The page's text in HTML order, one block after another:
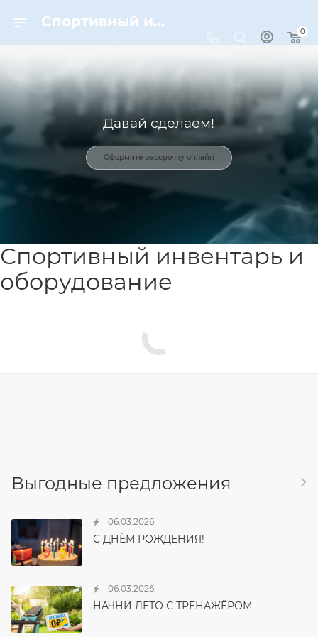
Спортивный инвентарь и оборудование для спорта в Москве | Dynamic-Sport
0
Давай сделаем!
Оформите рассрочку онлайн
Спортивный инвентарь и
оборудование
Выгодные предложения
06.03.2026
С ДНЁМ РОЖДЕНИЯ!
06.03.2026
НАЧНИ ЛЕТО С ТРЕНАЖЁРОМ